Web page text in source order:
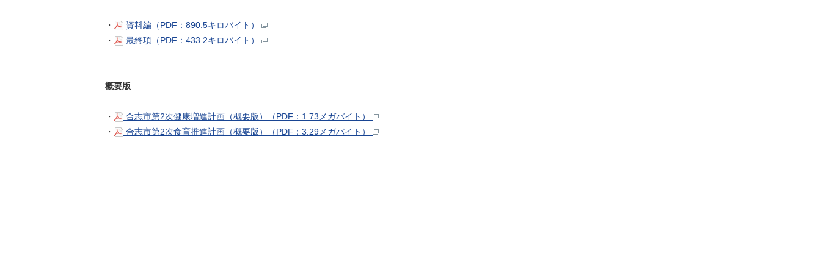
・
資料編（PDF：890.5キロバイト）
・
最終項（PDF：433.2キロバイト）
概要版
・
合志市第2次健康増進計画（概要版）（PDF：1.73メガバイト）
・
合志市第2次食育推進計画（概要版）（PDF：3.29メガバイト）